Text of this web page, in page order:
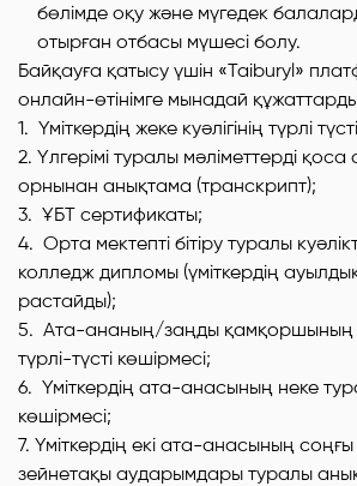
бөлімде оқу және мүгедек
отырған отбасы мүшесі болу.
Байқауға қатысу үшін «Taiburyl»
онлайн-өтінімге мынадай
1. Үміткердің жеке куәлігінің түрлі
2. Үлгерімі туралы мәліметтерді
орнынан анықтама (транскрипт);
3. ҰБТ сертификаты;
4. Орта мектепті бітіру туралы
колледж дипломы (үміткердің
растайды);
5. Ата-ананың/заңды қамқоршының
түрлі-түсті көшірмесі;
6. Үміткердің ата-анасының неке
көшірмесі;
7. Үміткердің екі ата-анасының
зейнетақы аударымдары туралы